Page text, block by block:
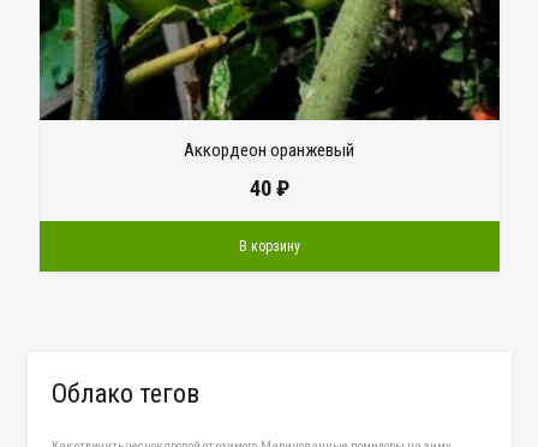
Аккордеон оранжевый
40₽
В корзину
Облако тегов